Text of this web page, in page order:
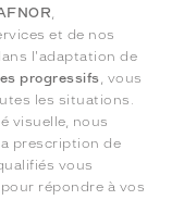
,
et de nos
l'adaptation de
progressifs, vous
les situations.
visuelle, nous
prescription de
vous
répondre à vos